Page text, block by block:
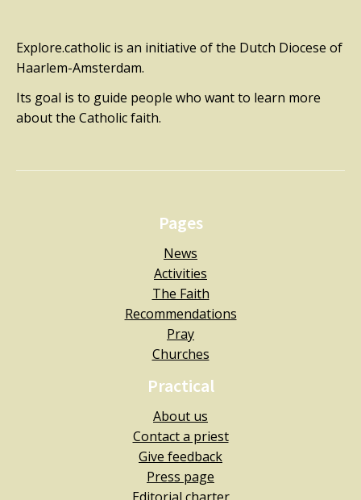
Explore.catholic is an initiative of the Dutch Diocese of
Haarlem-Amsterdam.
Its goal is to guide people who want to learn more
about the Catholic faith.
Pages
News
Activities
The Faith
Recommendations
Pray
Churches
Practical
About us
Contact a priest
Give feedback
Press page